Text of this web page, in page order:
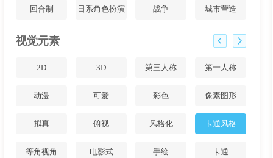
回合制 日系角色扮演 战争 城市营造
视觉元素
2D 3D 第三人称 第一人称
动漫 可爱 彩色 像素图形
拟真 俯视 风格化 卡通风格
等角视角 电影式 手绘 卡通